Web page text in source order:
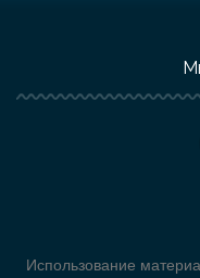
Использование